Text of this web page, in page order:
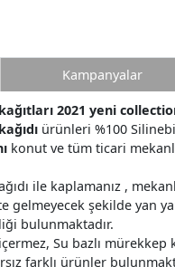
2021 yeni
ürünleri %100
konut ve tüm ticari
ile kaplamanız ,
gelmeyecek şekilde yan
bulunmaktadır.
Su bazlı
farklı ürünler
Kampanyalar